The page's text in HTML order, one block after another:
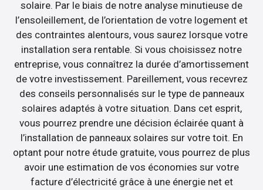
solaire. Par le biais de notre analyse minutieuse de
l’ensoleillement, de l’orientation de votre logement et
des contraintes alentours, vous saurez lorsque votre
installation sera rentable. Si vous choisissez notre
entreprise, vous connaîtrez la durée d’amortissement
de votre investissement. Pareillement, vous recevrez
des conseils personnalisés sur le type de panneaux
solaires adaptés à votre situation. Dans cet esprit,
vous pourrez prendre une décision éclairée quant à
l’installation de panneaux solaires sur votre toit. En
optant pour notre étude gratuite, vous pourrez de plus
avoir une estimation de vos économies sur votre
facture d’électricité grâce à une énergie net et